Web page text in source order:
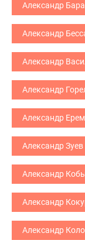
Александр
Александр
Александр
Александр
Александр
Александр Зуев
Александр
Александр
Александр